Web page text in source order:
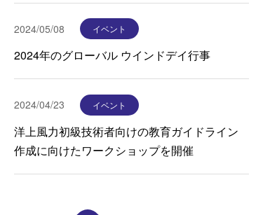
2024/05/08 イベント
2024年のグローバル ウインドデイ行事
2024/04/23 イベント
洋上風力初級技術者向けの教育ガイドライン
作成に向けたワークショップを開催